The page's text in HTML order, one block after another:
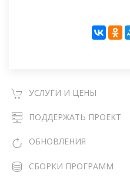
УСЛУГИ И ЦЕНЫ
ПОДДЕРЖАТЬ ПРОЕКТ
ОБНОВЛЕНИЯ
СБОРКИ ПРОГРАММ